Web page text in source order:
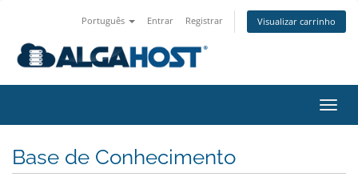
Português Entrar Registrar Visualizar carrinho
Base de Conhecimento